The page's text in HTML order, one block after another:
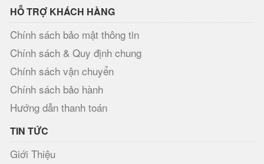
HỖ TRỢ KHÁCH HÀNG
Chính sách bảo mật thông tin
Chính sách & Quy định chung
Chính sách vận chuyển
Chính sách bảo hành
Hướng dẫn thanh toán
TIN TỨC
Giới Thiệu